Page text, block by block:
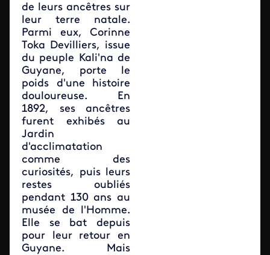
de leurs ancêtres sur
leur terre natale.
Parmi eux, Corinne
Toka Devilliers, issue
du peuple Kali'na de
Guyane, porte le
poids d'une histoire
douloureuse. En
1892, ses ancêtres
furent exhibés au
Jardin
d'acclimatation
comme des
curiosités, puis leurs
restes oubliés
pendant 130 ans au
musée de l'Homme.
Elle se bat depuis
pour leur retour en
Guyane. Mais